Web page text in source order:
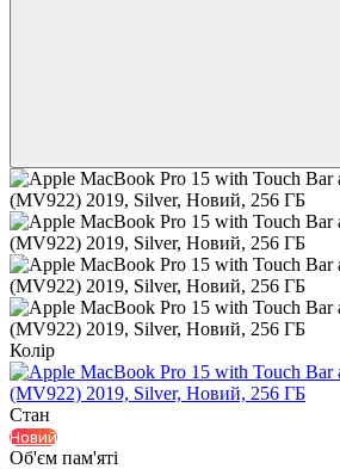
Колір
Стан
Новий
Об'єм пам'яті